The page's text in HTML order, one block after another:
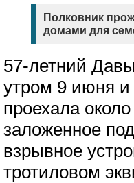
Полковник
домами для
57-летний
утром 9 июня и
проехала
заложенное
взрывное
тротиловом